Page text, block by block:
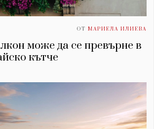
ОТ МАРИЕЛА ИЛИЕВА
може да се превърне в
кътче